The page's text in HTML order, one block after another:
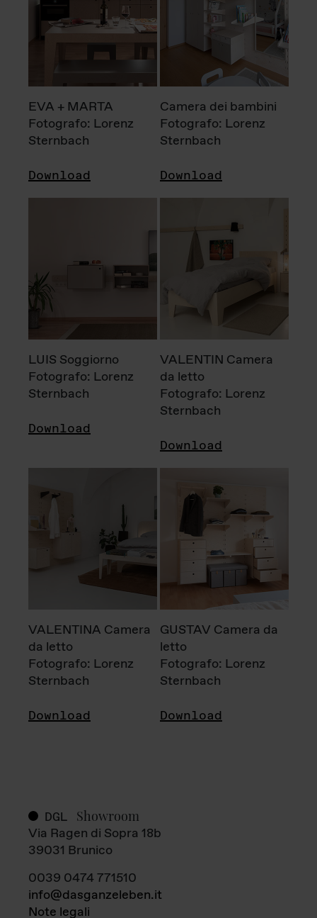
EVA + MARTA
Fotografo: Lorenz
Sternbach
Download
Camera dei bambini
Fotografo: Lorenz
Sternbach
Download
LUIS Soggiorno
Fotografo: Lorenz
Sternbach
Download
VALENTIN Camera
da letto
Fotografo: Lorenz
Sternbach
Download
VALENTINA Camera
da letto
Fotografo: Lorenz
Sternbach
Download
GUSTAV Camera da
letto
Fotografo: Lorenz
Sternbach
Download
DGL Showroom
Via Ragen di Sopra 18b
39031 Brunico
0039 0474 771510
info@dasganzeleben.it
Note legali